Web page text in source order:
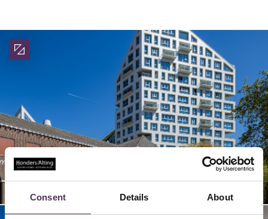
Consent Details About
01/15
02/15
03/15
04/15
05/15
06/15
07/15
08/15
09/15
10/15
11/15
12/15
13/15
14/15
15/15